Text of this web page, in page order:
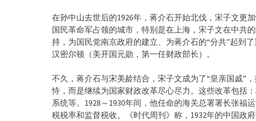
在孙中山去世后的1926年，蒋介石开始北伐，宋子文更
国民革命军占领的城市，特别是在上海，宋子文在中共
持，为国民党南京政府的建立、为蒋介石的“分共”起到
汉密尔顿（美开国元勋，第一任财政部长）。
不久，蒋介石与宋美龄结合，宋子文成为了“皇亲国戚”
恃，而是继续为国家财政改革尽心尽力。这些改革包括
系统等。1928～1930年间，他任命的海关总署署长张福
税税率和监督税收。《时代周刊》称，1932年的中国政